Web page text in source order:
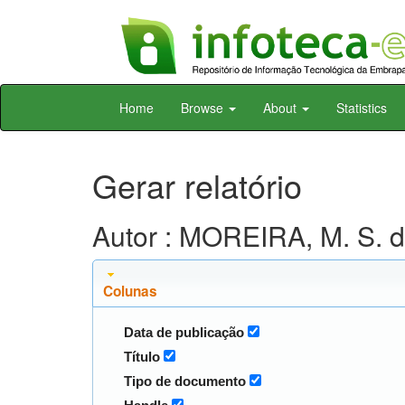
Skip
Home Browse About Statistics
Gerar relatório
Autor : MOREIRA, M. S.
Colunas
Data de publicação
Título
Tipo de documento